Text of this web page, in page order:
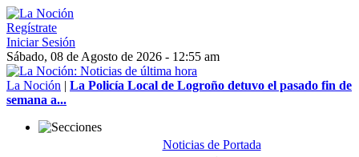
Regístrate
Iniciar Sesión
Sábado, 08 de Agosto de 2026 - 12:55 am
La Noción | La Policía Local de Logroño detuvo el pasado fin de
semana a...
Noticias de Portada